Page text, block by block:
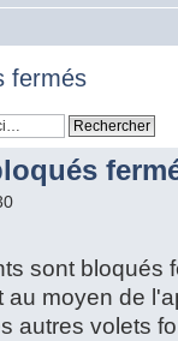
fermés
sont bloqués
au moyen de
autres volets